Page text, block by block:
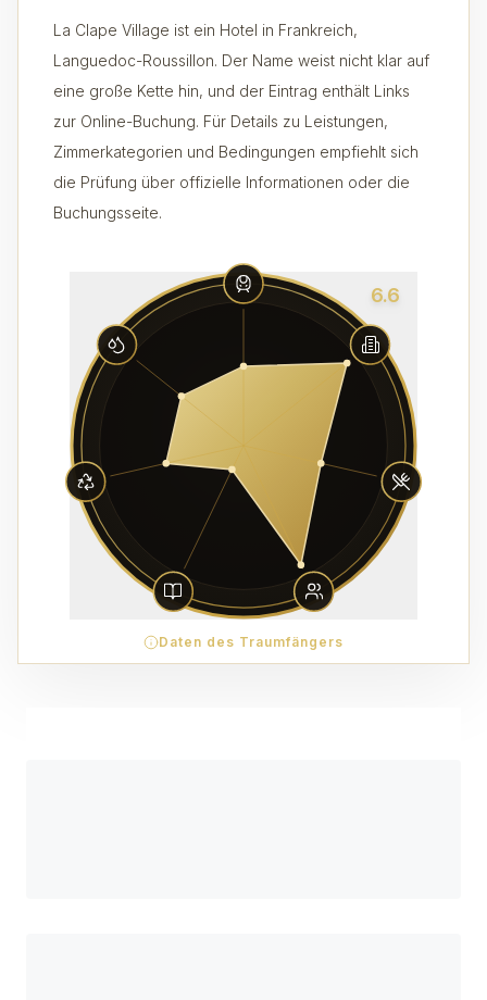
La Clape Village ist ein Hotel in Frankreich,
Languedoc-Roussillon. Der Name weist nicht klar auf
eine große Kette hin, und der Eintrag enthält Links
zur Online-Buchung. Für Details zu Leistungen,
Zimmerkategorien und Bedingungen empfiehlt sich
die Prüfung über offizielle Informationen oder die
Buchungsseite.
6.6
Daten des Traumfängers